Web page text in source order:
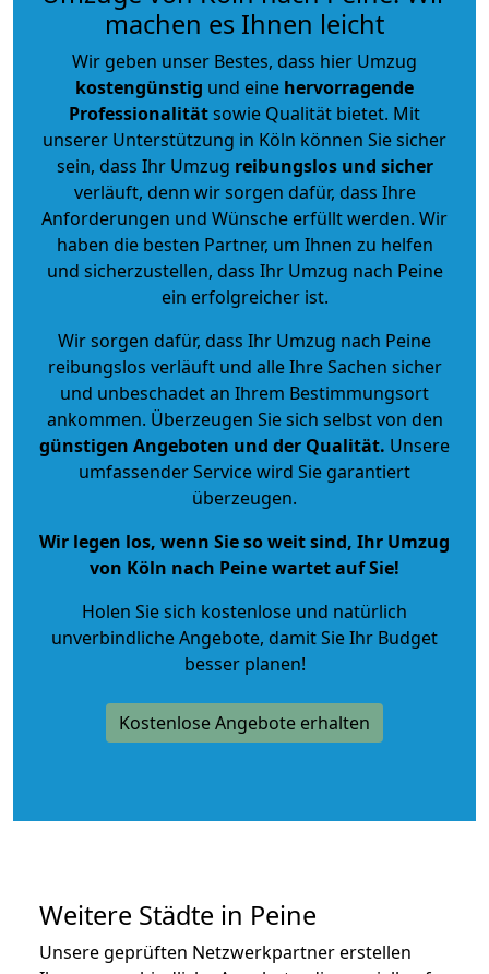
machen es Ihnen leicht
Wir geben unser Bestes, dass hier Umzug
kostengünstig und eine hervorragende
Professionalitätsowie Qualität bietet. Mit
unserer Unterstützung in Köln können Sie sicher
sein, dass Ihr Umzug reibungslos und sicher
verläuft, denn wir sorgen dafür, dass Ihre
Anforderungen und Wünsche erfüllt werden. Wir
haben die besten Partner, um Ihnen zu helfen
und sicherzustellen, dass Ihr Umzug nach Peine
ein erfolgreicher ist.
Wir sorgen dafür, dass Ihr Umzug nach Peine
reibungslos verläuft und alle Ihre Sachen sicher
und unbeschadet an Ihrem Bestimmungsort
ankommen. Überzeugen Sie sich selbst von den
günstigen Angeboten und der Qualität. Unsere
umfassender Service wird Sie garantiert
überzeugen.
Wir legen los, wenn Sie so weit sind, Ihr Umzug
von Köln nach Peine wartet auf Sie!
Holen Sie sich kostenlose und natürlich
unverbindliche Angebote, damit Sie Ihr Budget
besser planen!
Kostenlose Angebote erhalten
Weitere Städte in Peine
Unsere geprüften Netzwerkpartner erstellen